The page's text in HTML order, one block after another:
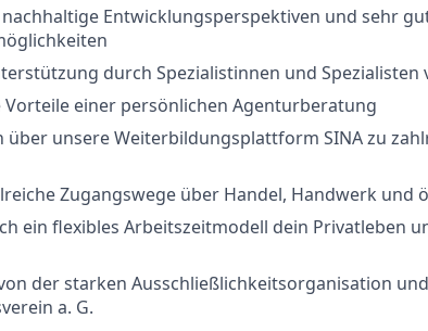
Entwicklungsperspektiven und sehr
durch Spezialistinnen und Spezialisten
Vorteile einer persönlichen Agenturberatung
über unsere Weiterbildungsplattform SINA zu
Zugangswege über Handel, Handwerk und
ein flexibles Arbeitszeitmodell dein Privatleben
der starken Ausschließlichkeitsorganisation
a. G.